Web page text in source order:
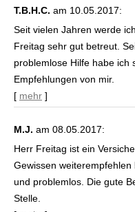
T.B.H.C. am 10.05.2017:
Seit vielen Jahren werde
Freitag sehr gut betreut.
problemlose Hilfe habe ich
Empfehlungen von mir.
[ mehr ]
M.J. am 08.05.2017:
Herr Freitag ist ein
Gewissen
und problemlos. Die gute
Stelle.